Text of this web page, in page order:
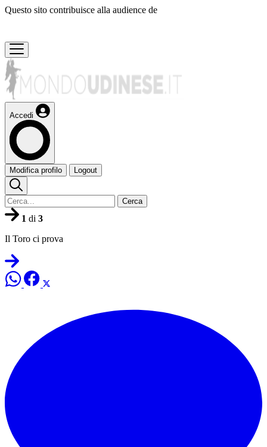
Questo sito contribuisce alla audience de
Accedi
Modifica profilo Logout
Cerca
1 di 3
Il Toro ci prova